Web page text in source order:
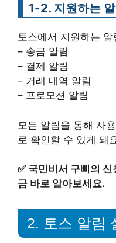
1-2. 지원하는
토스에서 지원하는
– 송금 알림
– 결제 알림
– 거래 내역 알림
– 프로모션 알림
모든 알림을 통해 사
로 확인할 수 있게 돼
✅ 국민비서 구삐의 신
금 바로 알아보세요.
2. 토스 알림